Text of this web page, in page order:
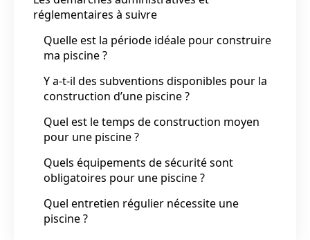
réglementaires à suivre
Quelle est la période idéale pour construire
ma piscine ?
Y a-t-il des subventions disponibles pour la
construction d’une piscine ?
Quel est le temps de construction moyen
pour une piscine ?
Quels équipements de sécurité sont
obligatoires pour une piscine ?
Quel entretien régulier nécessite une
piscine ?